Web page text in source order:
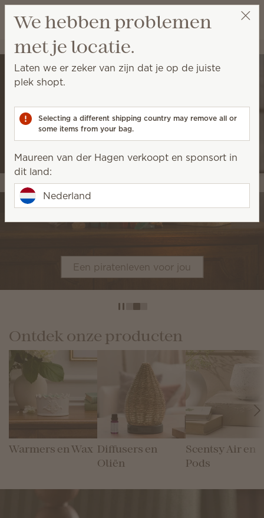
Verlanglijst
Winkeltas
Maureen van der Hagen
Een piratenleven voor jou
Ontdek onze producten
Warmers en Wax Diffusers en
Oliën
Scentsy Air en
Pods
We hebben problemen
met je locatie.
Laten we er zeker van zijn dat je op de juiste
plek shopt.
Selecting a different shipping country may remove all or
some items from your bag.
Maureen van der Hagen verkoopt en sponsort in
dit land:
Nederland